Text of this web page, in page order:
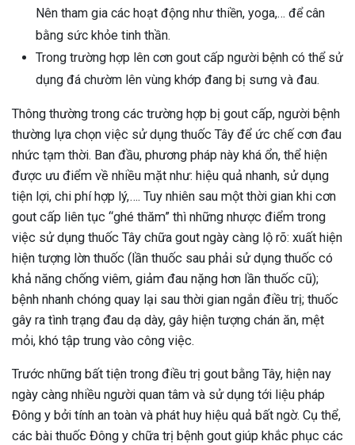
Nên tham gia các hoạt động như thiền, yoga,… để cân
bằng sức khỏe tinh thần.
Trong trường hợp lên cơn gout cấp người bệnh có thể sử
dụng đá chườm lên vùng khớp đang bị sưng và đau.
Thông thường trong các trường hợp bị gout cấp, người bệnh
thường lựa chọn việc sử dụng thuốc Tây để ức chế cơn đau
nhức tạm thời. Ban đầu, phương pháp này khá ổn, thể hiện
được ưu điểm về nhiều mặt như: hiệu quả nhanh, sử dụng
tiện lợi, chi phí hợp lý,…. Tuy nhiên sau một thời gian khi cơn
gout cấp liên tục “ghé thăm” thì những nhược điểm trong
việc sử dụng thuốc Tây chữa gout ngày càng lộ rõ: xuất hiện
hiện tượng lờn thuốc (lần thuốc sau phải sử dụng thuốc có
khả năng chống viêm, giảm đau nặng hơn lần thuốc cũ);
bệnh nhanh chóng quay lại sau thời gian ngắn điều trị; thuốc
gây ra tình trạng đau dạ dày, gây hiện tượng chán ăn, mệt
mỏi, khó tập trung vào công việc.
Trước những bất tiện trong điều trị gout bằng Tây, hiện nay
ngày càng nhiều người quan tâm và sử dụng tới liệu pháp
Đông y bởi tính an toàn và phát huy hiệu quả bất ngờ. Cụ thể,
các bài thuốc Đông y chữa trị bệnh gout giúp khắc phục các